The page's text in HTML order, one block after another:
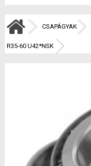
CSAPÁGYAK
R35-60 U42*NSK